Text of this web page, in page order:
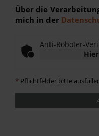
Über die
mich in der
Anti-Roboter-
* Pflichtfelder bitte